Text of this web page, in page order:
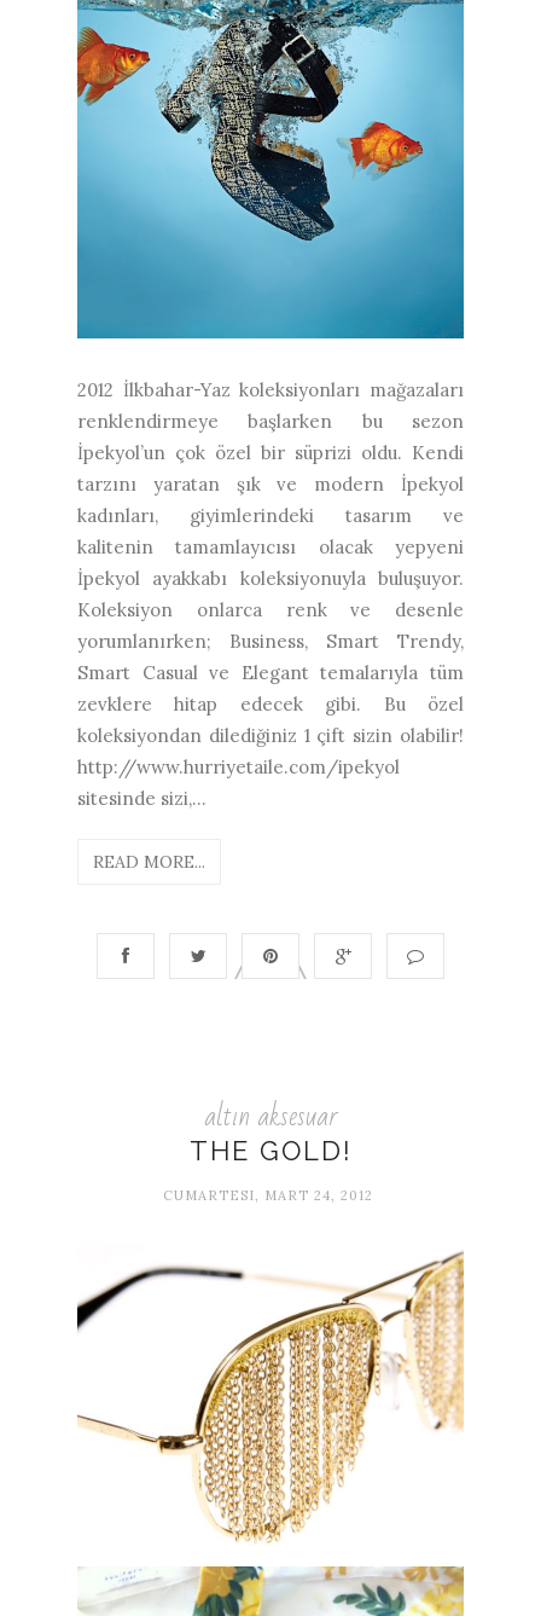
2012 İlkbahar-Yaz koleksiyonları mağazaları
renklendirmeye başlarken bu sezon
İpekyol’un çok özel bir süprizi oldu. Kendi
tarzını yaratan şık ve modern İpekyol
kadınları, giyimlerindeki tasarım ve
kalitenin tamamlayıcısı olacak yepyeni
İpekyol ayakkabı koleksiyonuyla buluşuyor.
Koleksiyon onlarca renk ve desenle
yorumlanırken; Business, Smart Trendy,
Smart Casual ve Elegant temalarıyla tüm
zevklere hitap edecek gibi. Bu özel
koleksiyondan dilediğiniz 1 çift sizin olabilir!
http://www.hurriyetaile.com/ipekyol
sitesinde sizi,...
READ MORE...
altın aksesuar
THE GOLD!
CUMARTESI, MART 24, 2012